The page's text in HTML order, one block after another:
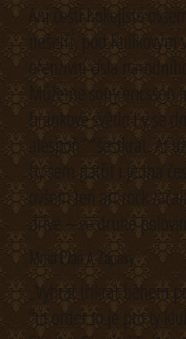
Ani čeští hokejisté
nešetří, pod Rulíkovým
ofenzivní čísla
Můžeme sony ericsson
brankové světlo by se
alespoň” “šestkrát. Ať
by sem patřit i jedna
ovšem ten art rock
dříve – ve druhé
Mma Plan A Zápasy
„Vyhrát třikrát během
“in order to je pro ty